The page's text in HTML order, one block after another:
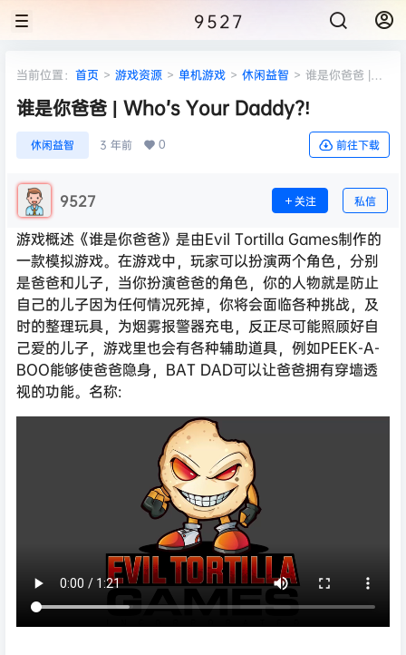
9527
当前位置： 首页 > 游戏资源 > 单机游戏 > 休闲益智 > 谁是你爸爸 |
谁是你爸爸 | Who’s Your Daddy?!
休闲益智 3 年前 0 前往下载
9527 关注 私信
游戏概述《谁是你爸爸》是由Evil Tortilla Games制作的
一款模拟游戏。在游戏中，玩家可以扮演两个角色，分别
是爸爸和儿子，当你扮演爸爸的角色，你的人物就是防止
自己的儿子因为任何情况死掉，你将会面临各种挑战，及
时的整理玩具，为烟雾报警器充电，反正尽可能照顾好自
己爱的儿子，游戏里也会有各种辅助道具，例如PEEK-A-
BOO能够使爸爸隐身，BAT DAD可以让爸爸拥有穿墙透
视的功能。名称: